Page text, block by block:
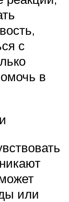
с
в
или